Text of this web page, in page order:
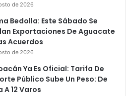
de 2026
Bedolla: Este Sábado Se
Exportaciones De Aguacate
Acuerdos
de 2026
Ya Es Oficial: Tarifa De
Público Sube Un Peso: De
A 12 Varos